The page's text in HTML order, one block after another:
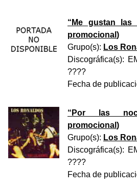
“ Me gustan las
promocional )
Grupo(s): Los
Discográfica(s):
????
Fecha de
“ Por las
promocional )
Grupo(s): Los
Discográfica(s):
????
Fecha de